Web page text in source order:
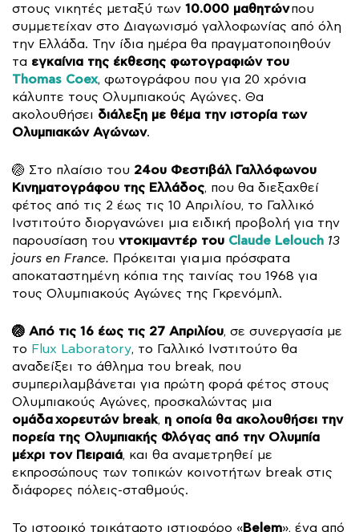
στους νικητές μεταξύ των 10.000 μαθητώνπου
συμμετείχαν στο Διαγωνισμό γαλλοφωνίας από όλη
την Ελλάδα. Την ίδια ημέρα θα πραγματοποιηθούν
τα εγκαίνια της έκθεσης φωτογραφιών του
Thomas Coex, φωτογράφου που για 20 χρόνια
κάλυπτε τους Ολυμπιακούς Αγώνες. Θα
ακολουθήσει διάλεξη με θέμα την ιστορία των
Ολυμπιακών Αγώνων.
🏐 Στο πλαίσιο του 24ου Φεστιβάλ Γαλλόφωνου
Κινηματογράφου της Ελλάδος, που θα διεξαχθεί
φέτος από τις 2 έως τις 10 Απριλίου, το Γαλλικό
Ινστιτούτο διοργανώνει μια ειδική προβολή για την
παρουσίαση του ντοκιμαντέρ του Claude Lelouch 13
jours en France. Πρόκειται για μια πρόσφατα
αποκαταστημένη κόπια της ταινίας του 1968 για
τους Ολυμπιακούς Αγώνες της Γκρενόμπλ.
🏐 Από τις 16 έως τις 27 Απριλίου, σε συνεργασία με
το Flux Laboratory, το Γαλλικό Ινστιτούτο θα
αναδείξει το άθλημα του break, που
συμπεριλαμβάνεται για πρώτη φορά φέτος στους
Ολυμπιακούς Αγώνες, προσκαλώντας μια
ομάδα χορευτών break, η οποία θα ακολουθήσει την
πορεία της Ολυμπιακής Φλόγας από την Ολυμπία
μέχρι τον Πειραιά, και θα αναμετρηθεί με
εκπροσώπους των τοπικών κοινοτήτων break στις
διάφορες πόλεις-σταθμούς.
Το ιστορικό τρικάταρτο ιστιοφόρο «Belem», ένα από